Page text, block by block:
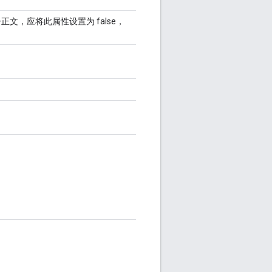
文，应将此属性设置为 false，